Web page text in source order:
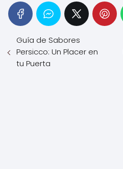
Guía de Sabores
Persicco: Un Placer en
tu Puerta